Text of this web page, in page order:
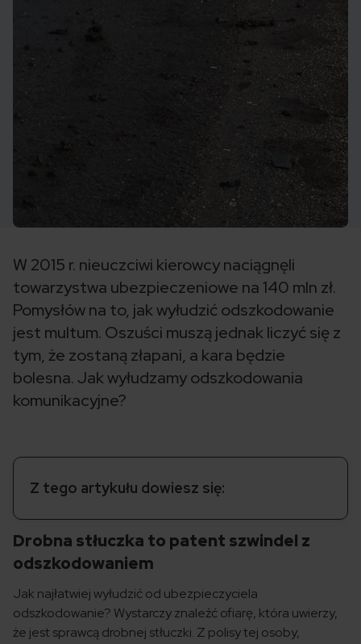
W 2015 r. nieuczciwi kierowcy naciągnęli
towarzystwa ubezpieczeniowe na 140 mln zł.
Pomysłów na to, jak wyłudzić odszkodowanie
jest multum. Oszuści muszą jednak liczyć się z
tym, że zostaną złapani, a kara będzie
bolesna. Jak wyłudzamy odszkodowania
komunikacyjne?
Z tego artykułu dowiesz się:
Drobna stłuczka to patent szwindel z
odszkodowaniem
Jak najłatwiej wyłudzić od ubezpieczyciela
odszkodowanie? Wystarczy znaleźć ofiarę, która uwierzy,
że jest sprawcą drobnej stłuczki. Z polisy tej osoby,